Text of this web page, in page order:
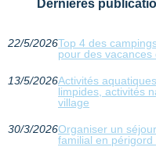
Dernières
22/5/2026Top 4 des
pour des
13/5/2026Activités
limpides, activités
village
30/3/2026Organiser un
familial en périgord